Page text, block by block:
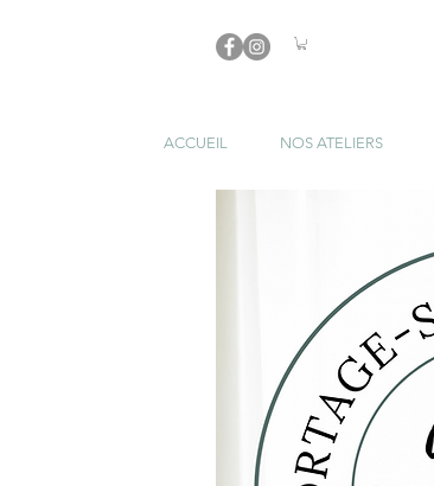
ACCUEIL NOS ATELIERS